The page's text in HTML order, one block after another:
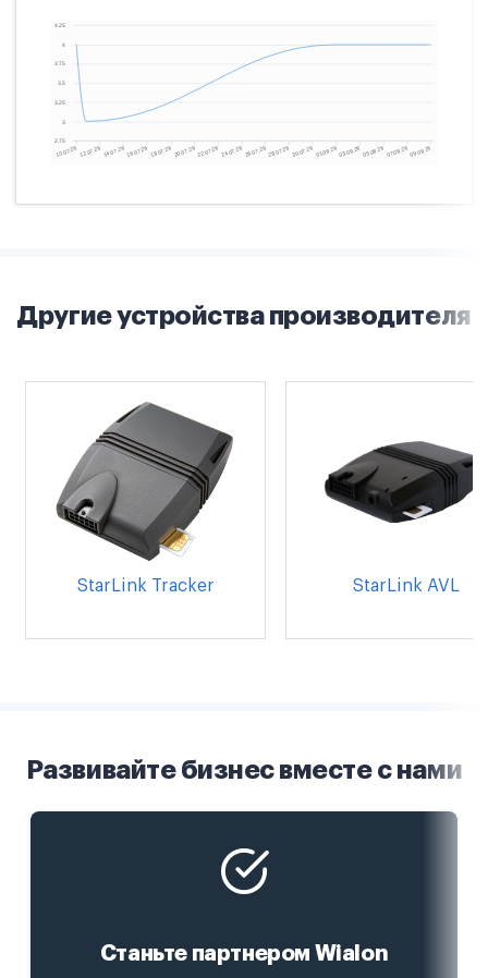
Другие устройства производителя
StarLink Tracker StarLink AVL
Развивайте бизнес вместе с нами
Станьте партнером Wialon